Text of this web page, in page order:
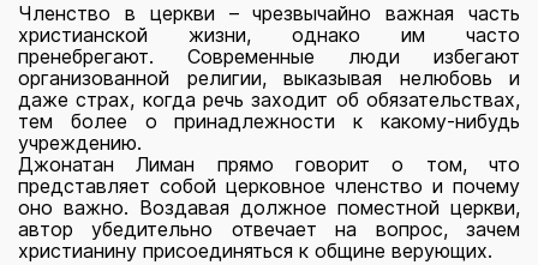
Членство в церкви – чрезвычайно важная часть
христианской жизни, однако им часто
пренебрегают. Современные люди избегают
организованной религии, выказывая нелюбовь и
даже страх, когда речь заходит об обязательствах,
тем более о принадлежности к какому-нибудь
учреждению.
Джонатан Лиман прямо говорит о том, что
представляет собой церковное членство и почему
оно важно. Воздавая должное поместной церкви,
автор убедительно отвечает на вопрос, зачем
христианину присоединяться к общине верующих.